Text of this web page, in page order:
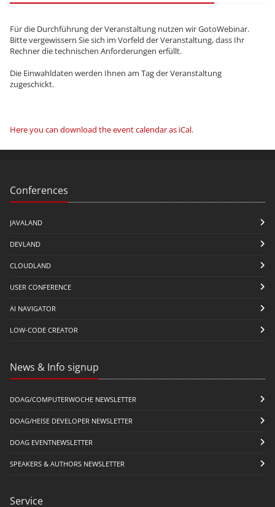
Für die Durchführung der Veranstaltung nutzen wir GotoWebinar.
Bitte vergewissern Sie sich im Vorfeld der Veranstaltung, dass Ihr
Rechner die technischen Anforderungen erfüllt.
Die Einwahldaten werden Ihnen am Tag der Veranstaltung
zugeschickt.
Here you can download the event calendar as iCal.
Conferences
JAVALAND
DEVLAND
CLOUDLAND
USER CONFERENCE
AI NAVIGATOR
LOW-CODE CREATOR
News & Info signup
DOAG/COMPUTERWOCHE NEWSLETTER
DOAG/HEISE DEVELOPER NEWSLETTER
DOAG EVENTNEWSLETTER
SPEAKERS & AUTHORS NEWSLETTER
Service